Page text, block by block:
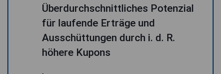
Überdurchschnittliches Potenzial
für laufende Erträge und
Ausschüttungen durch i. d. R.
höhere Kupons